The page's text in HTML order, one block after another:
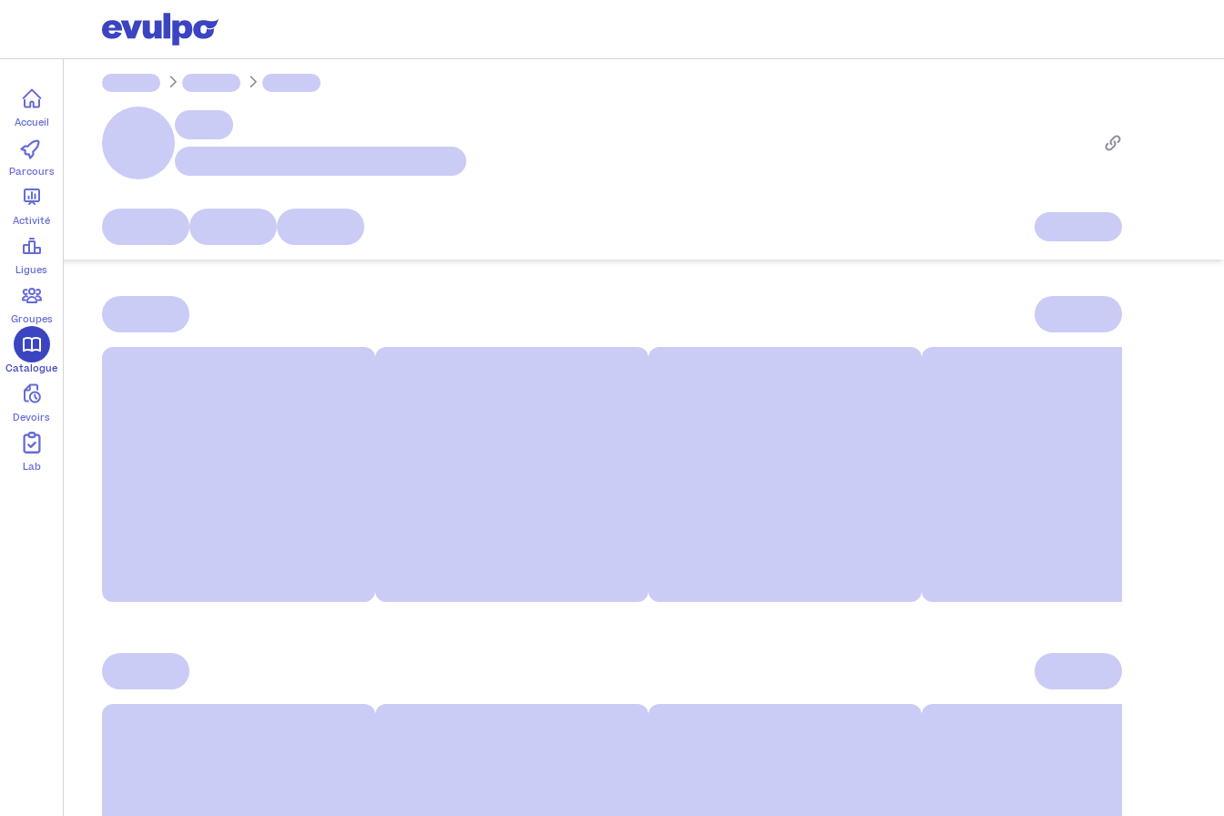
Accueil
Parcours
Activité
Ligues
Groupes
Catalogue
Devoirs
Lab
Parcours
Groupes